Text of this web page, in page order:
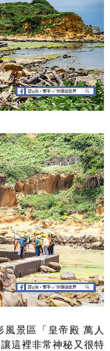
風景區「皇帝殿 萬人
這裡非常神秘又很特